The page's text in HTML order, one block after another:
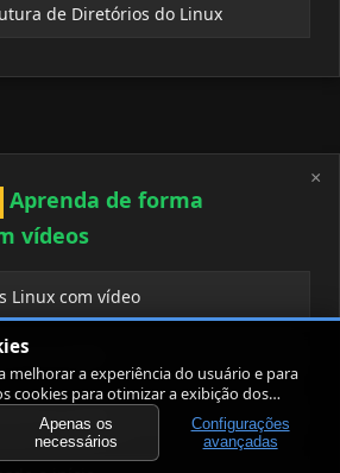
melhorar a experiência do usuário e para
cookies para otimizar a exibição dos
Apenas os
necessários
Configurações
avançadas
de Diretórios do Linux
×
Aprenda de forma
vídeos
Linux com vídeo
com vídeo
de versão